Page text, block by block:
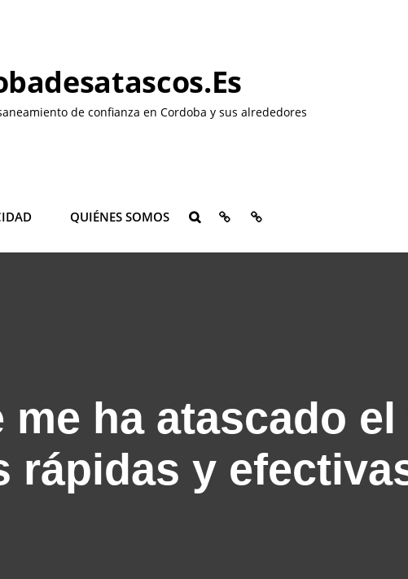
de confianza en Cordoba y sus alrededores
QUIÉNES SOMOS BUSCARQUIÉNESCONTACTO
me ha atascado
rápidas y